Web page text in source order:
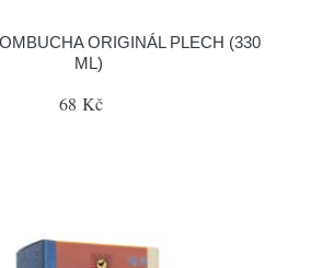
ORIGINÁL PLECH (330
ML)
68 Kč